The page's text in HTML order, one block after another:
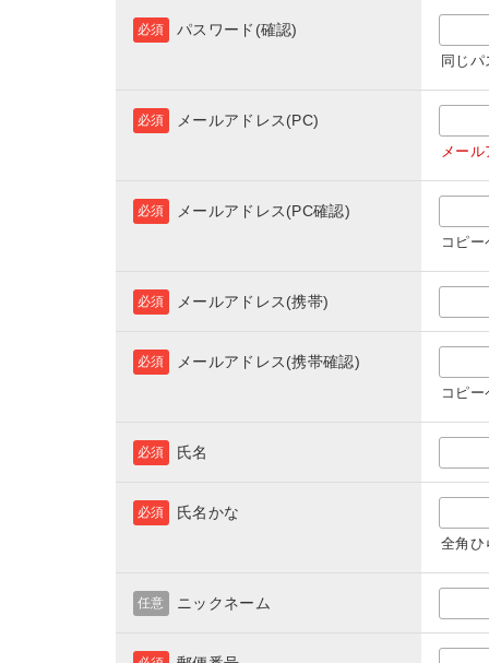
パスワード(確認)
必須
同じ
メールアドレス(PC)
必須
メー
メールアドレス(PC確認)
必須
コピ
メールアドレス(携帯)
必須
メールアドレス(携帯確認)
必須
コピ
氏名
必須
氏名かな
必須
全角ひ
ニックネーム
任意